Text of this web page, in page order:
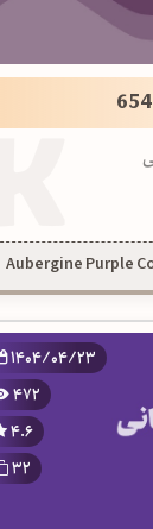
Aubergine Purple
1404/04/23
472
4.6
32